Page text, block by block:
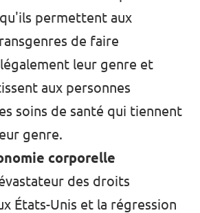
permettent aux
de faire
leur genre et
aux personnes
soins de santé qui tiennent
genre.
corporelle
des droits
États-Unis et la régression